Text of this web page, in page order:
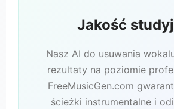
Jakość
Nasz AI do usuwania
rezultaty na poziomie
FreeMusicGen.com
ścieżki instrumentalne i